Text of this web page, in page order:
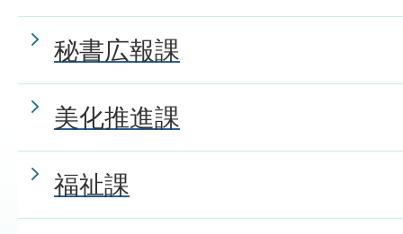
秘書広報課
美化推進課
福祉課